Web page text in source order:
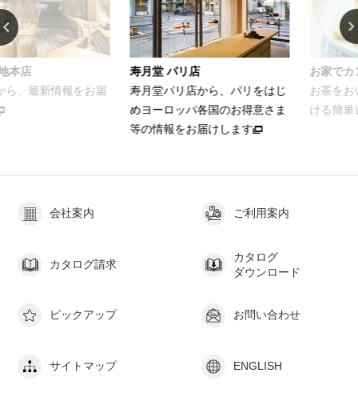
新情報をお届
寿月堂 パリ店
寿月堂パリ店から、パリをはじ
めヨーロッパ各国のお得意さま
等の情報をお届けします
お家でカンタ
お茶をおいし
ける簡単レシ
会社案内 ご利用案内
カタログ請求
カタログ
ダウンロード
ピックアップ お問い合わせ
サイトマップ ENGLISH